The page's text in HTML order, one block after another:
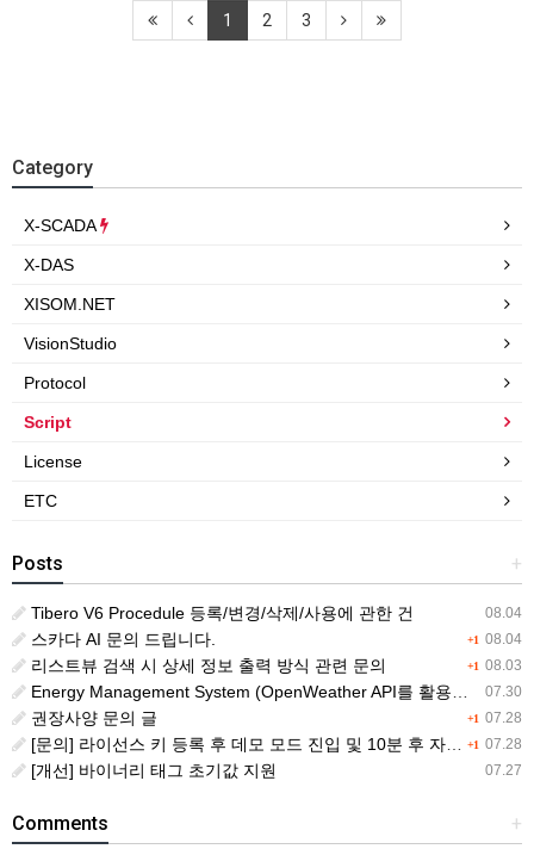
1 2 3
Category
X-SCADA
X-DAS
XISOM.NET
VisionStudio
Protocol
Script
License
ETC
+
Posts
08.04
Tibero V6 Procedule 등록/변경/삭제/사용에 관한 건
+1 08.04
스카다 AI 문의 드립니다.
+1 08.03
리스트뷰 검색 시 상세 정보 출력 방식 관련 문의
07.30
Energy Management System (OpenWeather API를 활용한 날씨 정보 조회)
+1 07.28
권장사양 문의 글
+1 07.28
[문의] 라이선스 키 등록 후 데모 모드 진입 및 10분 후 자동 종료 현상
07.27
[개선] 바이너리 태그 초기값 지원
+
Comments